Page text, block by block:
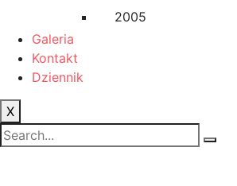
2005
Galeria
Kontakt
Dziennik
X